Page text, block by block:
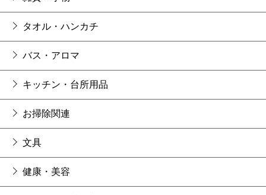
タオル・ハンカチ
バス・アロマ
キッチン・台所用品
お掃除関連
文具
健康・美容